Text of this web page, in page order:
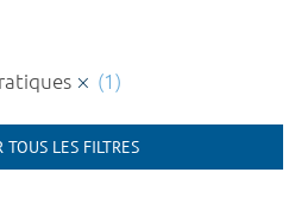
(1)
TOUS LES FILTRES